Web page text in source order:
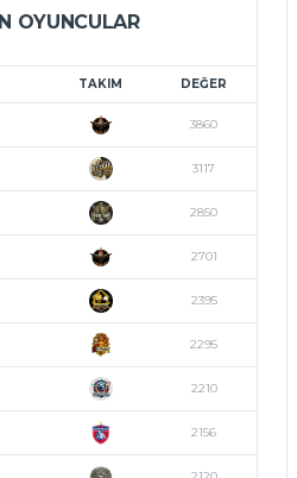
OYUNCULAR
TAKIM DEĞER
3860
3117
2850
2701
2395
2295
2210
2156